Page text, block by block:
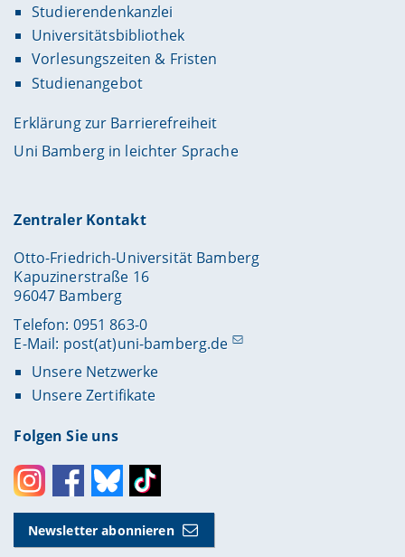
Studierendenkanzlei
Universitätsbibliothek
Vorlesungszeiten & Fristen
Studienangebot
Erklärung zur Barrierefreiheit
Uni Bamberg in leichter Sprache
Zentraler Kontakt
Otto-Friedrich-Universität Bamberg
Kapuzinerstraße 16
96047 Bamberg
Telefon: 0951 863-0
E-Mail: post(at)uni-bamberg.de
Unsere Netzwerke
Unsere Zertifikate
Folgen Sie uns
InstagramFacebookBlueskyToktok
Newsletter abonnieren